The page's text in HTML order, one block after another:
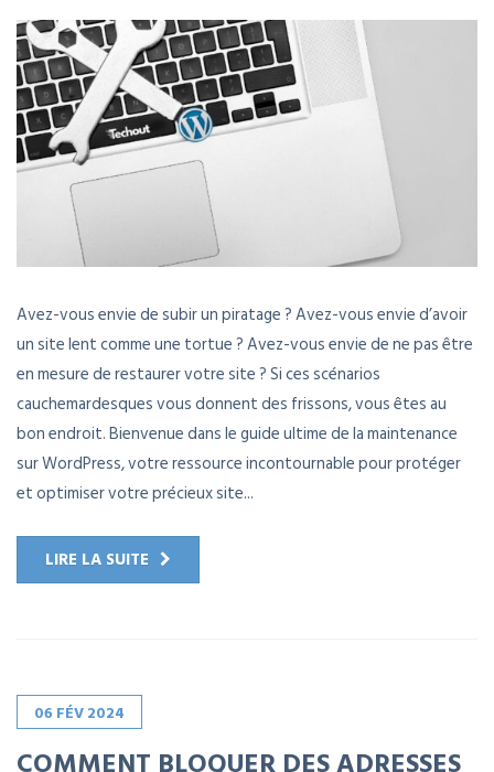
Avez-vous envie de subir un piratage ? Avez-vous envie d’avoir
un site lent comme une tortue ? Avez-vous envie de ne pas être
en mesure de restaurer votre site ? Si ces scénarios
cauchemardesques vous donnent des frissons, vous êtes au
bon endroit. Bienvenue dans le guide ultime de la maintenance
sur WordPress, votre ressource incontournable pour protéger
et optimiser votre précieux site...
LIRE LA SUITE
06 FÉV2024
COMMENT BLOQUER DES ADRESSES